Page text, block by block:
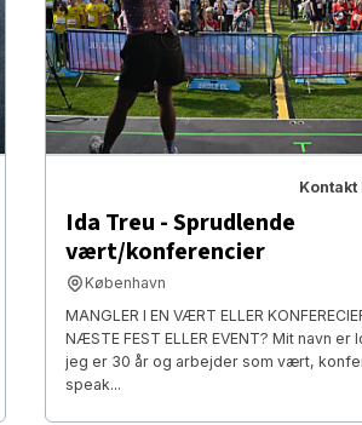
Ida Treu - Sprudlende
vært/konferencier
København
MANGLER I EN VÆRT ELLER
NÆSTE FEST ELLER EVENT? Mit navn er
jeg er 30 år og arbejder som vært,
speak...